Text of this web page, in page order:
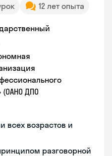
12 лет опыта
(ОАНО ДПО
всех возрастов и
разговорной